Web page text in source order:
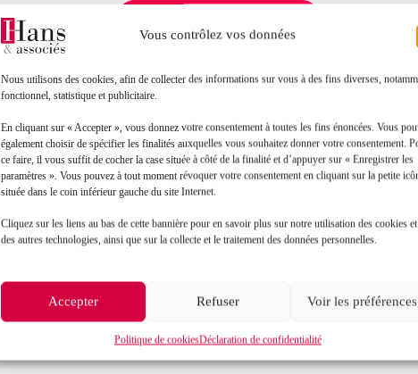
Vous contrôlez vos données
Nous utilisons des cookies, afin de collecter des informations sur vous à des fins diverses,
fonctionnel, statistique et publicitaire.
En cliquant sur « Accepter », vous donnez votre consentement à toutes les fins énoncées. Vous
également choisir de spécifier les finalités auxquelles vous souhaitez donner votre consentement.
ce faire, il vous suffit de cocher la case située à côté de la finalité et d’appuyer sur « Enregistrer les
paramètres ». Vous pouvez à tout moment révoquer votre consentement en cliquant sur la petite
située dans le coin inférieur gauche du site Internet.
Cliquez sur les liens au bas de cette bannière pour en savoir plus sur notre utilisation des cookies et
des autres technologies, ainsi que sur la collecte et le traitement des données personnelles.
Accepter Refuser Voir les préférences
Politique de cookiesDéclaration de confidentialité
Contact
Objet de votre demande*